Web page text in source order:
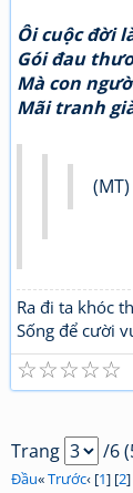
Ôi cuộc đời
Gói đau
Mà con
Mãi tranh
(MT)
Ra đi ta khóc
Sống để cười
☆
☆
☆
☆
☆
Trang /6
Đầu«Trước‹ [1] [2